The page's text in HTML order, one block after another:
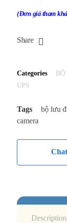
(Đơn giá tham
Share
Categories
UPS
Tags bộ lưu
camera
Description